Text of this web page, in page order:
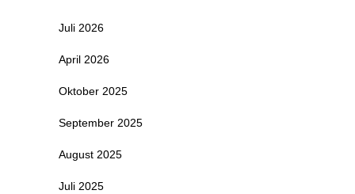
Juli 2026
April 2026
Oktober 2025
September 2025
August 2025
Juli 2025